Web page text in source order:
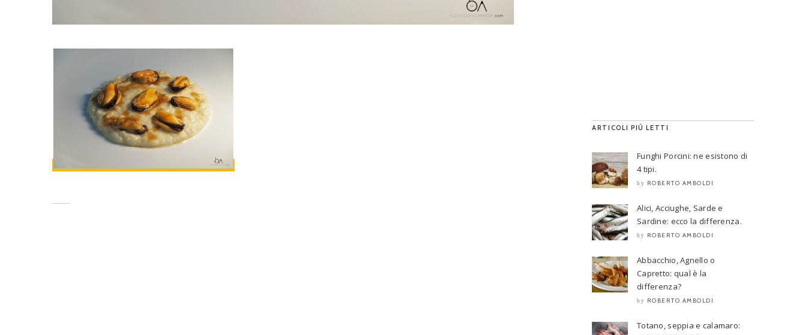
ARTICOLI PIÙ LETTI
Funghi Porcini: ne esistono di
4 tipi.
by ROBERTO AMBOLDI
Alici, Acciughe, Sarde e
Sardine: ecco la differenza.
by ROBERTO AMBOLDI
Abbacchio, Agnello o
Capretto: qual è la
differenza?
by ROBERTO AMBOLDI
Totano, seppia e calamaro: